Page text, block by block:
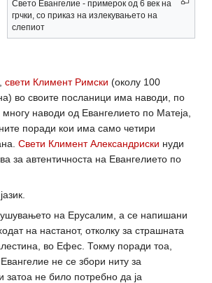
Свето Евангелие - примерок од 6 век на
грчки, со приказ на излекувањето на
слепиот
свети Климент Римски (околу 100
во своите посланици има наводи, по
наводи од Евангелието по Матеја,
поради кои има само четири
Свети Климент Александриски нуди
за автентичноста на Евангелието по
на Ерусалим, а се напишани
на настанот, отколку за страшната
во Ефес. Токму поради тоа,
не се збори ниту за
затоа не било потребно да ја